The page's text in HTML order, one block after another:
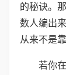
的秘诀。
数人编出
从来不是
若你